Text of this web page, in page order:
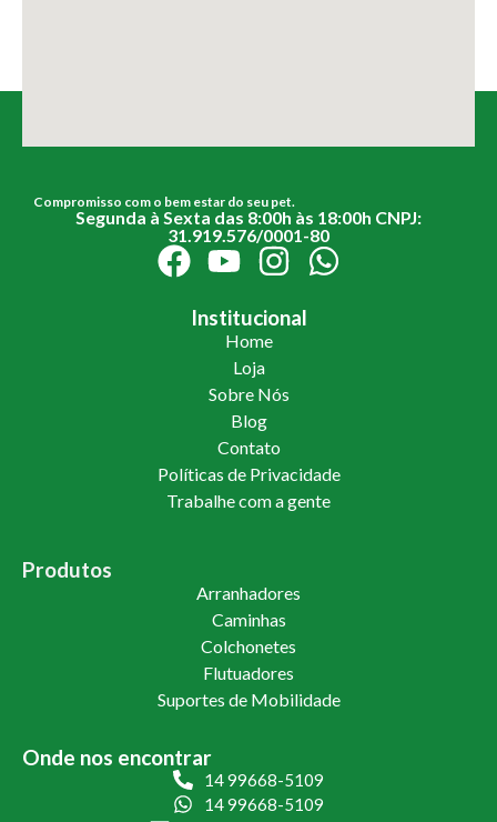
Compromisso com o bem estar do seu pet.
Segunda à Sexta das 8:00h às 18:00h CNPJ:
31.919.576/0001-80
Institucional
Home
Loja
Sobre Nós
Blog
Contato
Políticas de Privacidade
Trabalhe com a gente
Produtos
Arranhadores
Caminhas
Colchonetes
Flutuadores
Suportes de Mobilidade
Onde nos encontrar
14 99668-5109
14 99668-5109